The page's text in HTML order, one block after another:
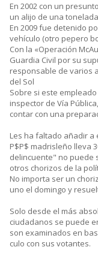
En 2002 con un
un alijo de una
En 2009 fue detenido
vehículo (otro pepero
Con la «Operación
Guardia Civil por su
responsable de varios
del Sol
Sobre si este
inspector de Vía
contar con una
Les ha faltado añadir a
P$P$ madrisleño lleva
delincuente" no puede
otros chorizos de la
No importa ser un
uno el domingo y
Solo desde el más
ciudadanos se puede
son examinados en
culo con sus votantes.